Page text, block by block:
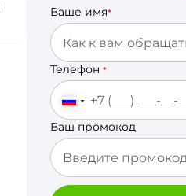
Ваше имя*
Телефон *
Ваш промокод